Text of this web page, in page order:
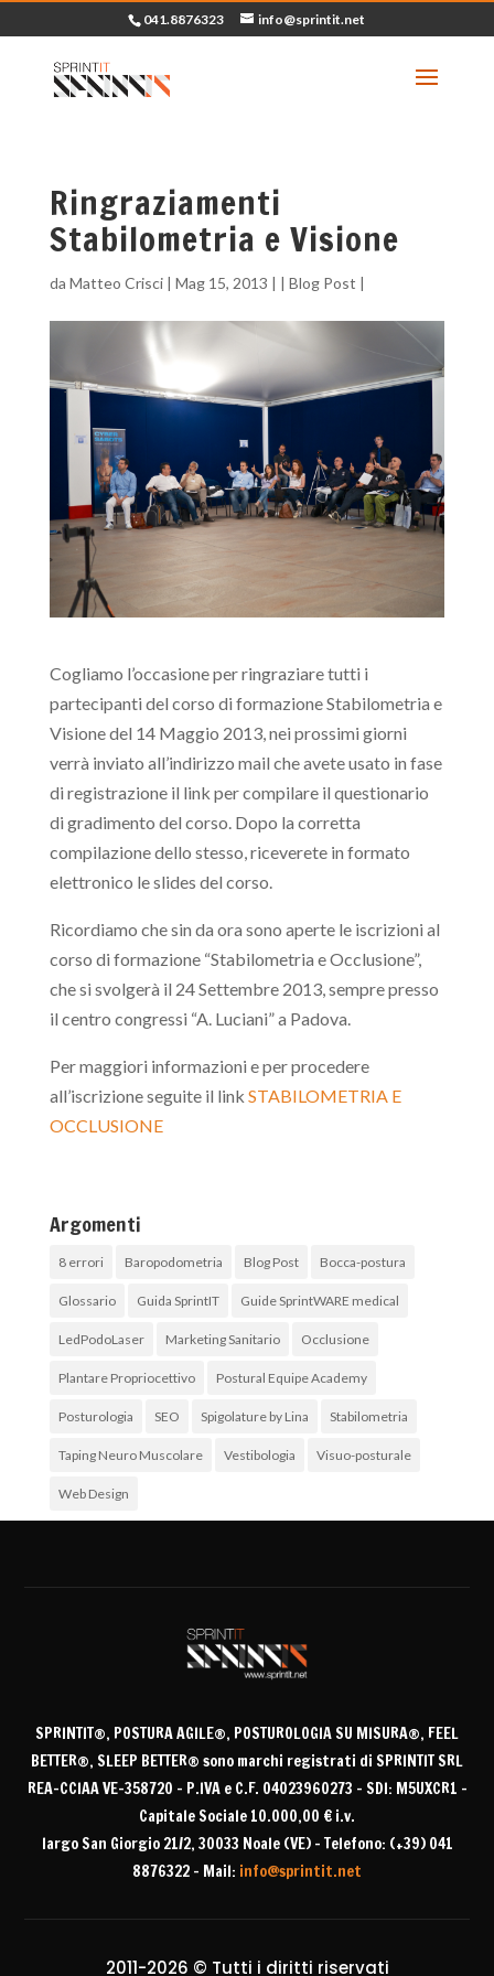
041.8876323 info@sprintit.net
Ringraziamenti
Stabilometria e Visione
da Matteo Crisci| Mag 15, 2013 | | Blog Post |
Cogliamo l’occasione per ringraziare tutti i
partecipanti del corso di formazione Stabilometria e
Visione del 14 Maggio 2013, nei prossimi giorni
verrà inviato all’indirizzo mail che avete usato in fase
di registrazione il link per compilare il questionario
di gradimento del corso. Dopo la corretta
compilazione dello stesso, riceverete in formato
elettronico le slides del corso.
Ricordiamo che sin da ora sono aperte le iscrizioni al
corso di formazione “Stabilometria e Occlusione”,
che si svolgerà il 24 Settembre 2013, sempre presso
il centro congressi “A. Luciani” a Padova.
Per maggiori informazioni e per procedere
all’iscrizione seguite il link STABILOMETRIA E
OCCLUSIONE
Argomenti
8 errori Baropodometria Blog Post Bocca-postura
Glossario Guida SprintIT Guide SprintWARE medical
LedPodoLaser Marketing Sanitario Occlusione
Plantare Propriocettivo Postural Equipe Academy
Posturologia SEO Spigolature by Lina Stabilometria
Taping Neuro Muscolare Vestibologia Visuo-posturale
Web Design
Archivi
SPRINTIT®, POSTURA AGILE®, POSTUROLOGIA SU MISURA®, FEEL
BETTER®, SLEEP BETTER® sono marchi registrati di SPRINTIT SRL
REA-CCIAA VE-358720 – P.IVA e C.F. 04023960273 – SDI: M5UXCR1 –
Capitale Sociale 10.000,00 € i.v.
largo San Giorgio 21/2, 30033 Noale (VE) – Telefono: (+39) 041
8876322 – Mail: info@sprintit.net
2011-2026 © Tutti i diritti riservati